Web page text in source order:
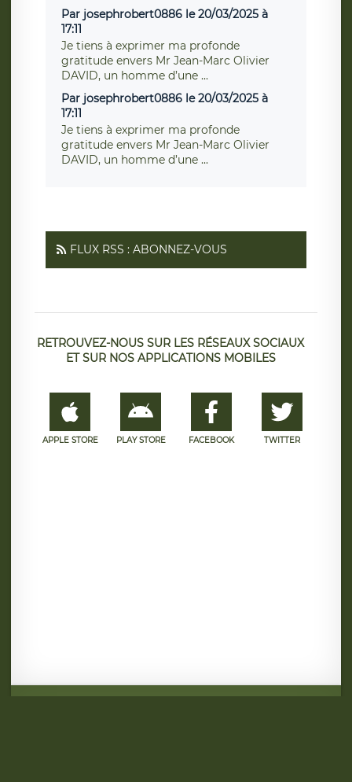
Par josephrobert0886 le 20/03/2025 à
17:11
Je tiens à exprimer ma profonde
gratitude envers Mr Jean-Marc Olivier
DAVID, un homme d’une ...
Par josephrobert0886 le 20/03/2025 à
17:11
Je tiens à exprimer ma profonde
gratitude envers Mr Jean-Marc Olivier
DAVID, un homme d’une ...
FLUX RSS : ABONNEZ-VOUS
RETROUVEZ-NOUS SUR LES RÉSEAUX SOCIAUX
ET SUR NOS APPLICATIONS MOBILES
APPLE STORE PLAY STORE FACEBOOK TWITTER